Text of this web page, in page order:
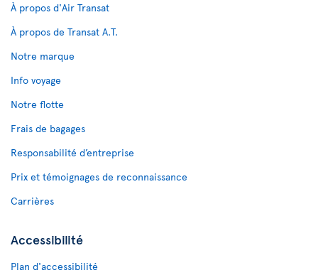
À propos d'Air Transat
À propos de Transat A.T.
Notre marque
Info voyage
Notre flotte
Frais de bagages
Responsabilité d’entreprise
Prix et témoignages de reconnaissance
Carrières
Accessibilité
Plan d'accessibilité